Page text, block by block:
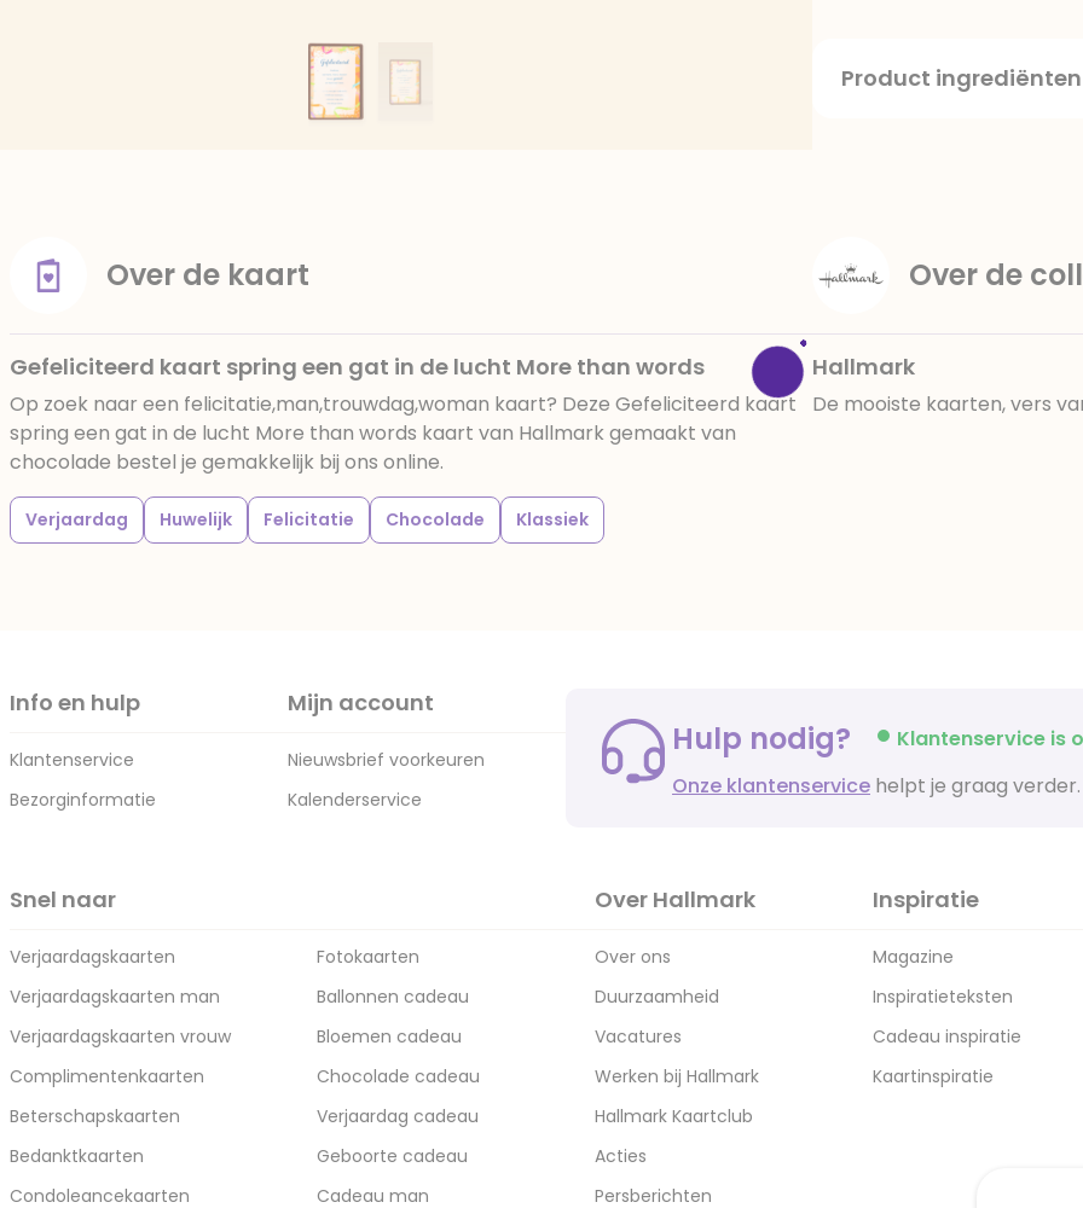
Product ingrediënten
be√Ønvloeden, E133,
en droog bewaren.
Over de kaart
Gefeliciteerd kaart spring een gat in de lucht More than words
Op zoek naar een felicitatie,man,trouwdag,woman kaart? Deze Gefeliciteerd kaart
spring een gat in de lucht More than words kaart van Hallmark gemaakt van
chocolade bestel je gemakkelijk bij ons online.
Verjaardag Huwelijk Felicitatie Chocolade Klassiek
Over de
Hallmark
De mooiste kaarten, vers
Info en hulp
Klantenservice
Bezorginformatie
Mijn account
Nieuwsbrief voorkeuren
Kalenderservice
Hulp nodig?
Klantenservice is
Onze klantenservice helpt je graag verder.
Snel naar
Verjaardagskaarten
Verjaardagskaarten man
Verjaardagskaarten vrouw
Complimentenkaarten
Beterschapskaarten
Bedanktkaarten
Condoleancekaarten
Fotokaarten
Ballonnen cadeau
Bloemen cadeau
Chocolade cadeau
Verjaardag cadeau
Geboorte cadeau
Cadeau man
Over Hallmark
Over ons
Duurzaamheid
Vacatures
Werken bij Hallmark
Hallmark Kaartclub
Acties
Persberichten
Inspiratie
Magazine
Inspiratieteksten
Cadeau inspiratie
Kaartinspiratie